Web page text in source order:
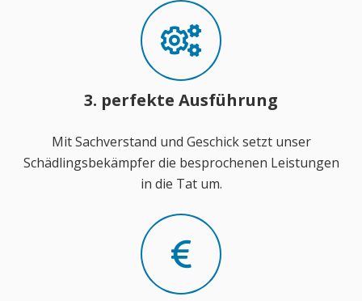
3. perfekte Ausführung
Mit Sachverstand und Geschick setzt unser
Schädlingsbekämpfer die besprochenen Leistungen
in die Tat um.